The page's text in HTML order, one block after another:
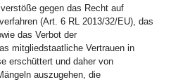
gegen das Recht auf
(Art. 6 RL 2013/32/EU), das
das Verbot der
mitgliedstaatliche Vertrauen in
erschüttert und daher von
auszugehen, die